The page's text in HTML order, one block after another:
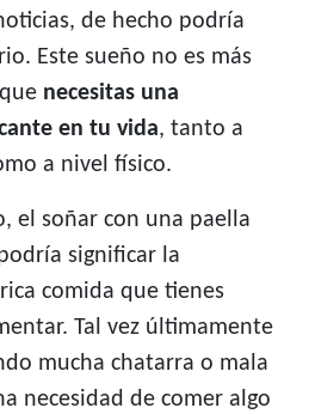
de hecho podría
Este sueño no es más
necesitas una
en tu vida, tanto a
a nivel físico.
el soñar con una paella
significar la
comida que tienes
Tal vez últimamente
mucha chatarra o mala
necesidad de comer algo